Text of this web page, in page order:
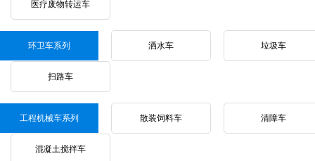
医疗废物转运车
环卫车系列 洒水车 垃圾车
扫路车
工程机械车系列 散装饲料车 清障车
混凝土搅拌车